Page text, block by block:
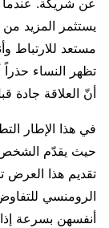
عن شريكة. عندما
يستثمر المزيد
مستعد للارتباط
تظهر النساء
أنّ العلاقة جادة
في هذا الإطار
حيث يقدّم الشخص
تقديم هذا العرض
الرومنسي
أنفسهن بسرعة